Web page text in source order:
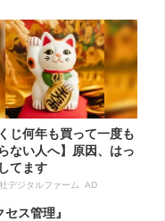
くじ何年も買って一度も
ない人へ】原因、はっ
てます
デジタルファーム AD
ス管理』